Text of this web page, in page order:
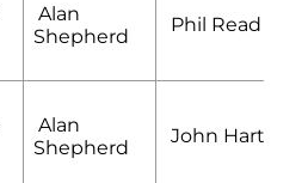
Alan
Shepherd
Phil Read
Alan
Shepherd
John Hartle